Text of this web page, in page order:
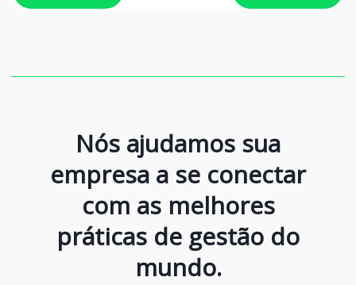
Nós ajudamos sua
empresa a se conectar
com as melhores
práticas de gestão do
mundo.